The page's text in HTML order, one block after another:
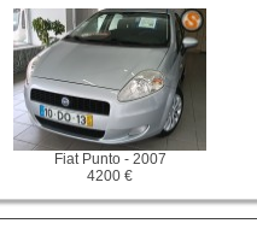
Fiat Punto - 2007
4200 €